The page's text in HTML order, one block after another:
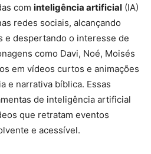
com inteligência artificial (IA)
redes sociais, alcançando
e despertando o interesse de
como Davi, Noé, Moisés
em vídeos curtos e animações
e narrativa bíblica. Essas
de inteligência artificial
que retratam eventos
e acessível.